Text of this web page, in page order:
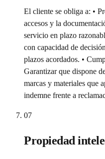
El cliente se obliga a: •
accesos y la
servicio en plazo
con capacidad de
plazos acordados. •
Garantizar que dispone
marcas y materiales que
indemne frente a
07
Propiedad